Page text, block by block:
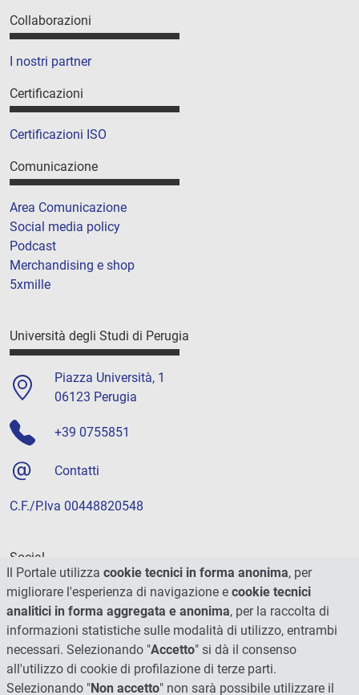
Collaborazioni
I nostri partner
Certificazioni
Certificazioni ISO
Comunicazione
Area Comunicazione
Social media policy
Podcast
Merchandising e shop
5xmille
Università degli Studi di Perugia
Piazza Università, 1
06123 Perugia
+39 0755851
Contatti
C.F./P.Iva 00448820548
Social
Il Portale utilizza cookie tecnici in forma anonima, per
migliorare l'esperienza di navigazione e cookie tecnici
analitici in forma aggregata e anonima, per la raccolta di
informazioni statistiche sulle modalità di utilizzo, entrambi
necessari. Selezionando "Accetto" si dà il consenso
all'utilizzo di cookie di profilazione di terze parti.
Selezionando "Non accetto" non sarà possibile utilizzare il